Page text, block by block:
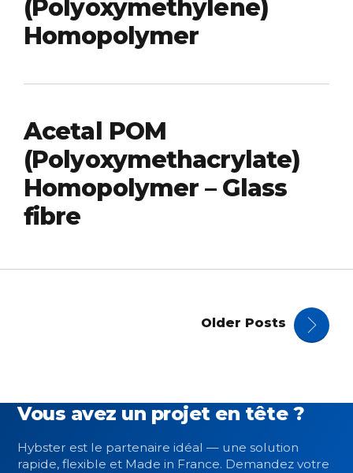
(Polyoxymethylene)
Homopolymer
Acetal POM
(Polyoxymethacrylate)
Homopolymer – Glass
fibre
Older Posts
Vous avez un projet en tête ?
Hybster est le partenaire idéal — une solution
rapide, flexible et Made in France. Demandez votre